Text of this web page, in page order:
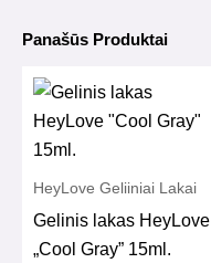
Panašūs Produktai
HeyLove Geliiniai Lakai
Gelinis lakas HeyLove
„Cool Gray” 15ml.